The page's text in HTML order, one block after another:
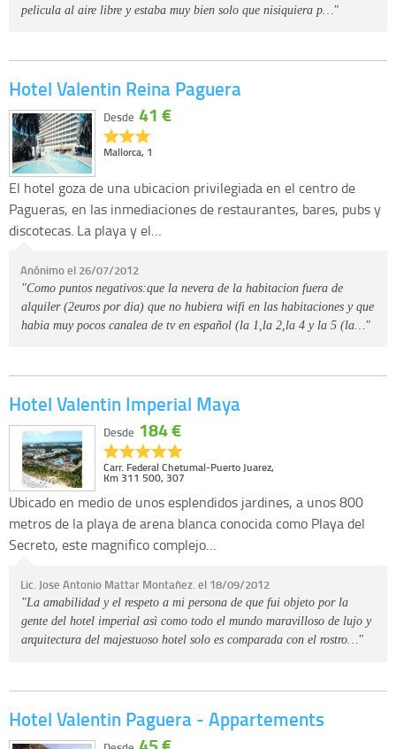
pelicula al aire libre y estaba muy bien solo que nisiquiera p…"
Hotel Valentin Reina Paguera
Mallorca, 1
Desde 41 €
El hotel goza de una ubicacion privilegiada en el centro de
Pagueras, en las inmediaciones de restaurantes, bares, pubs y
discotecas. La playa y el…
Anónimo el 26/07/2012
"Como puntos negativos:que la nevera de la habitacion fuera de
alquiler (2euros por dia) que no hubiera wifi en las habitaciones y que
habia muy pocos canalea de tv en español (la 1,la 2,la 4 y la 5 (la…"
Hotel Valentin Imperial Maya
Carr. Federal Chetumal-Puerto Juarez,
Km 311 500, 307
Desde 184 €
Ubicado en medio de unos esplendidos jardines, a unos 800
metros de la playa de arena blanca conocida como Playa del
Secreto, este magnifico complejo…
Lic. Jose Antonio Mattar Montañez. el 18/09/2012
"La amabilidad y el respeto a mi persona de que fui objeto por la
gente del hotel imperial asì como todo el mundo maravilloso de lujo y
arquitectura del majestuoso hotel solo es comparada con el rostro…"
Hotel Valentin Paguera - Appartements